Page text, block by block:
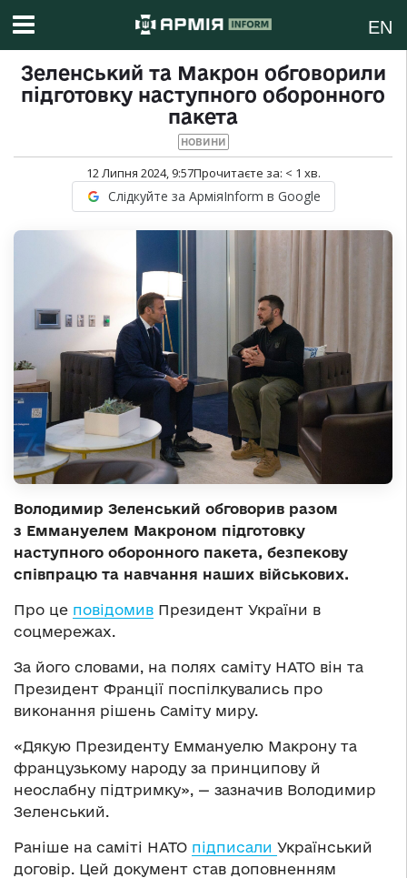
EN
Зеленський та Макрон обговорили
підготовку наступного оборонного
пакета
НОВИНИ
12 Липня 2024, 9:57Прочитаєте за: < 1 хв.
Слідкуйте за АрміяInform в Google
Володимир Зеленський обговорив разом
з Еммануелем Макроном підготовку
наступного оборонного пакета, безпекову
співпрацю та навчання наших військових.
Про це повідомив Президент України в
соцмережах.
За його словами, на полях саміту НАТО він та
Президент Франції поспілкувались про
виконання рішень Саміту миру.
«Дякую Президенту Еммануелю Макрону та
французькому народу за принципову й
неослабну підтримку», — зазначив Володимир
Зеленський.
Раніше на саміті НАТО підписали Український
договір. Цей документ став доповненням